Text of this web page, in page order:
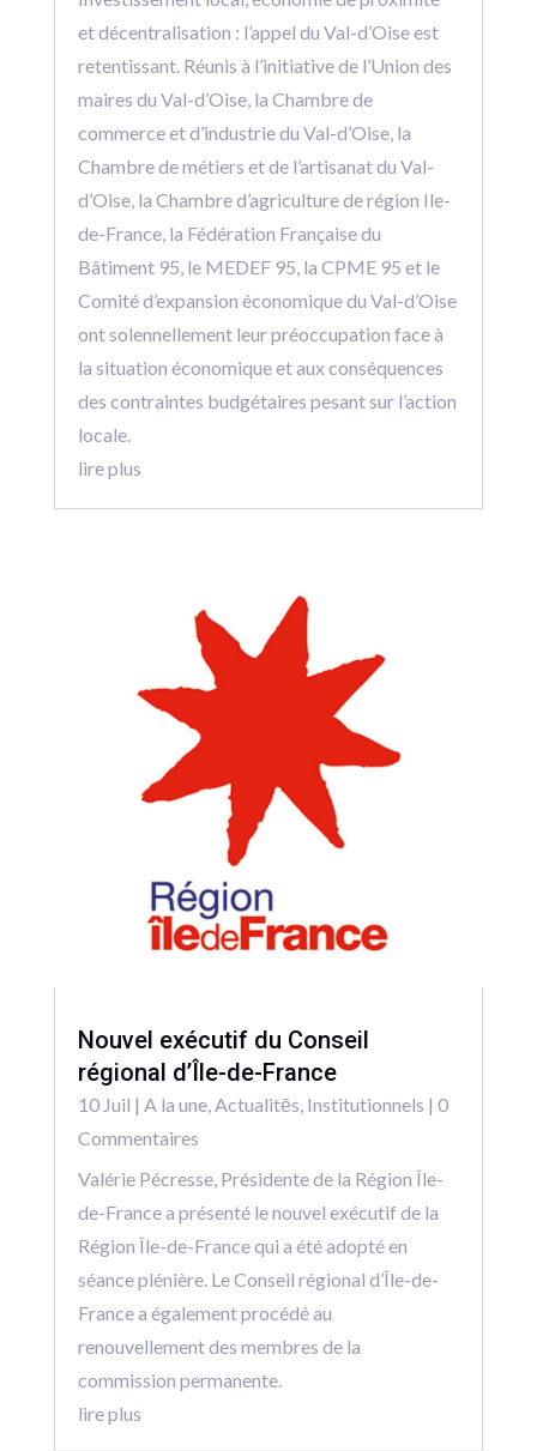
et décentralisation : l’appel du Val-d’Oise est
retentissant. Réunis à l’initiative de l’Union des
maires du Val-d’Oise, la Chambre de
commerce et d’industrie du Val-d’Oise, la
Chambre de métiers et de l’artisanat du Val-
d’Oise, la Chambre d’agriculture de région Ile-
de-France, la Fédération Française du
Bâtiment 95, le MEDEF 95, la CPME 95 et le
Comité d’expansion économique du Val-d’Oise
ont solennellement leur préoccupation face à
la situation économique et aux conséquences
des contraintes budgétaires pesant sur l’action
locale.
lire plus
Nouvel exécutif du Conseil
régional d’Île-de-France
10 Juil | A la une,Actualitēs, Institutionnels | 0
Commentaires
Valérie Pécresse, Présidente de la Région Île-
de-France a présenté le nouvel exécutif de la
Région Île-de-France qui a été adopté en
séance plénière. Le Conseil régional d’Île-de-
France a également procédé au
renouvellement des membres de la
commission permanente.
lire plus